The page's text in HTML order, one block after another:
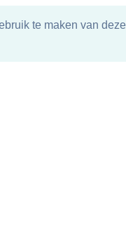
te maken van